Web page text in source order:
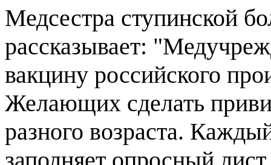
Медсестра ступинской
рассказывает:
вакцину российского
Желающих сделать
разного возраста.